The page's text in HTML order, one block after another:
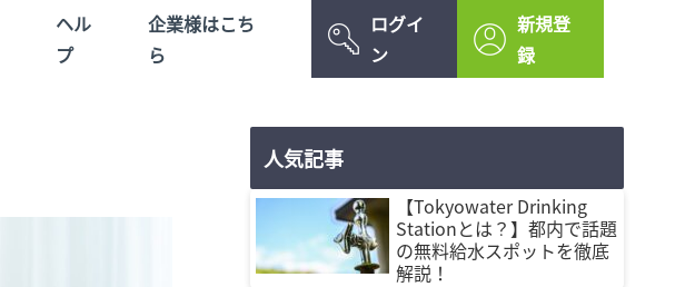
ヘル
プ
企業様はこち
ら
ログイ
ン
新規登
録
人気記事
【Tokyowater Drinking
Stationとは？】都内で話題
の無料給水スポットを徹底
解説！